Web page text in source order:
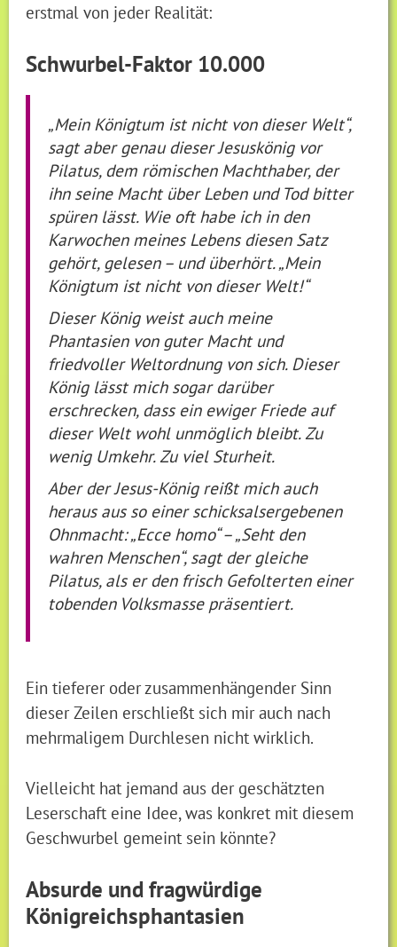
erstmal von jeder Realität:
Schwurbel-Faktor 10.000
„Mein Königtum ist nicht von dieser Welt“,
sagt aber genau dieser Jesuskönig vor
Pilatus, dem römischen Machthaber, der
ihn seine Macht über Leben und Tod bitter
spüren lässt. Wie oft habe ich in den
Karwochen meines Lebens diesen Satz
gehört, gelesen – und überhört. „Mein
Königtum ist nicht von dieser Welt!“
Dieser König weist auch meine
Phantasien von guter Macht und
friedvoller Weltordnung von sich. Dieser
König lässt mich sogar darüber
erschrecken, dass ein ewiger Friede auf
dieser Welt wohl unmöglich bleibt. Zu
wenig Umkehr. Zu viel Sturheit.
Aber der Jesus-König reißt mich auch
heraus aus so einer schicksalsergebenen
Ohnmacht: „Ecce homo“ – „Seht den
wahren Menschen“, sagt der gleiche
Pilatus, als er den frisch Gefolterten einer
tobenden Volksmasse präsentiert.
Ein tieferer oder zusammenhängender Sinn
dieser Zeilen erschließt sich mir auch nach
mehrmaligem Durchlesen nicht wirklich.
Vielleicht hat jemand aus der geschätzten
Leserschaft eine Idee, was konkret mit diesem
Geschwurbel gemeint sein könnte?
Absurde und fragwürdige
Königreichsphantasien